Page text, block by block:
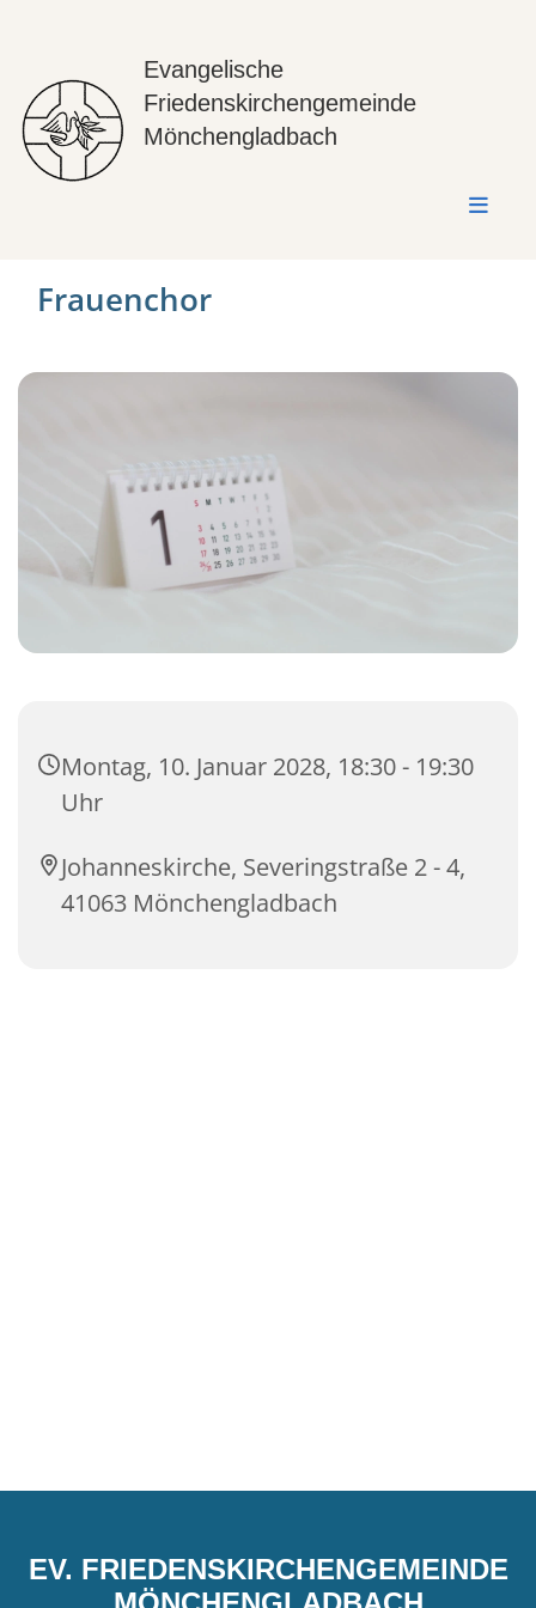
Evangelische
Friedenskirchengemeinde
Mönchengladbach
Frauenchor
Montag, 10. Januar 2028, 18:30 - 19:30
Uhr
Johanneskirche, Severingstraße 2 - 4,
41063 Mönchengladbach
EV. FRIEDENSKIRCHENGEMEINDE